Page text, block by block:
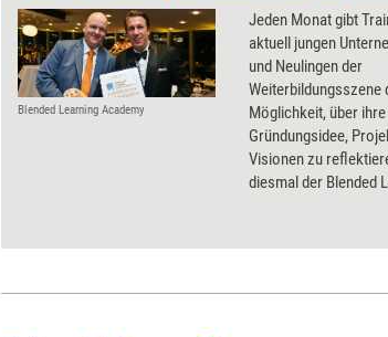
Blended Learning Academy
Jeden Monat gibt
aktuell jungen
und Neulingen der
Weiterbildungsszene
Möglichkeit, über ihre
Gründungsidee,
Visionen zu
diesmal der Blended